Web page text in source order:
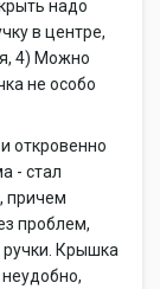
надо
в центре,
4) Можно
не особо
откровенно
- стал
причем
проблем,
ручки. Крышка